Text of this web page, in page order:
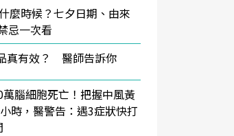
麼時候？七夕日期、由來
忌一次看
真有效？ 醫師告訴你
腦細胞死亡！把握中風黃
時，醫警告：遇3症狀快打